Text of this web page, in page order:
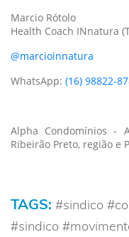
Marcio Rótolo
Health Coach INnatura
@marcioinnatura
WhatsApp: (16) 98822-
Alpha Condomínios -
Ribeirão Preto, região e
TAGS: #sindico
#sindico